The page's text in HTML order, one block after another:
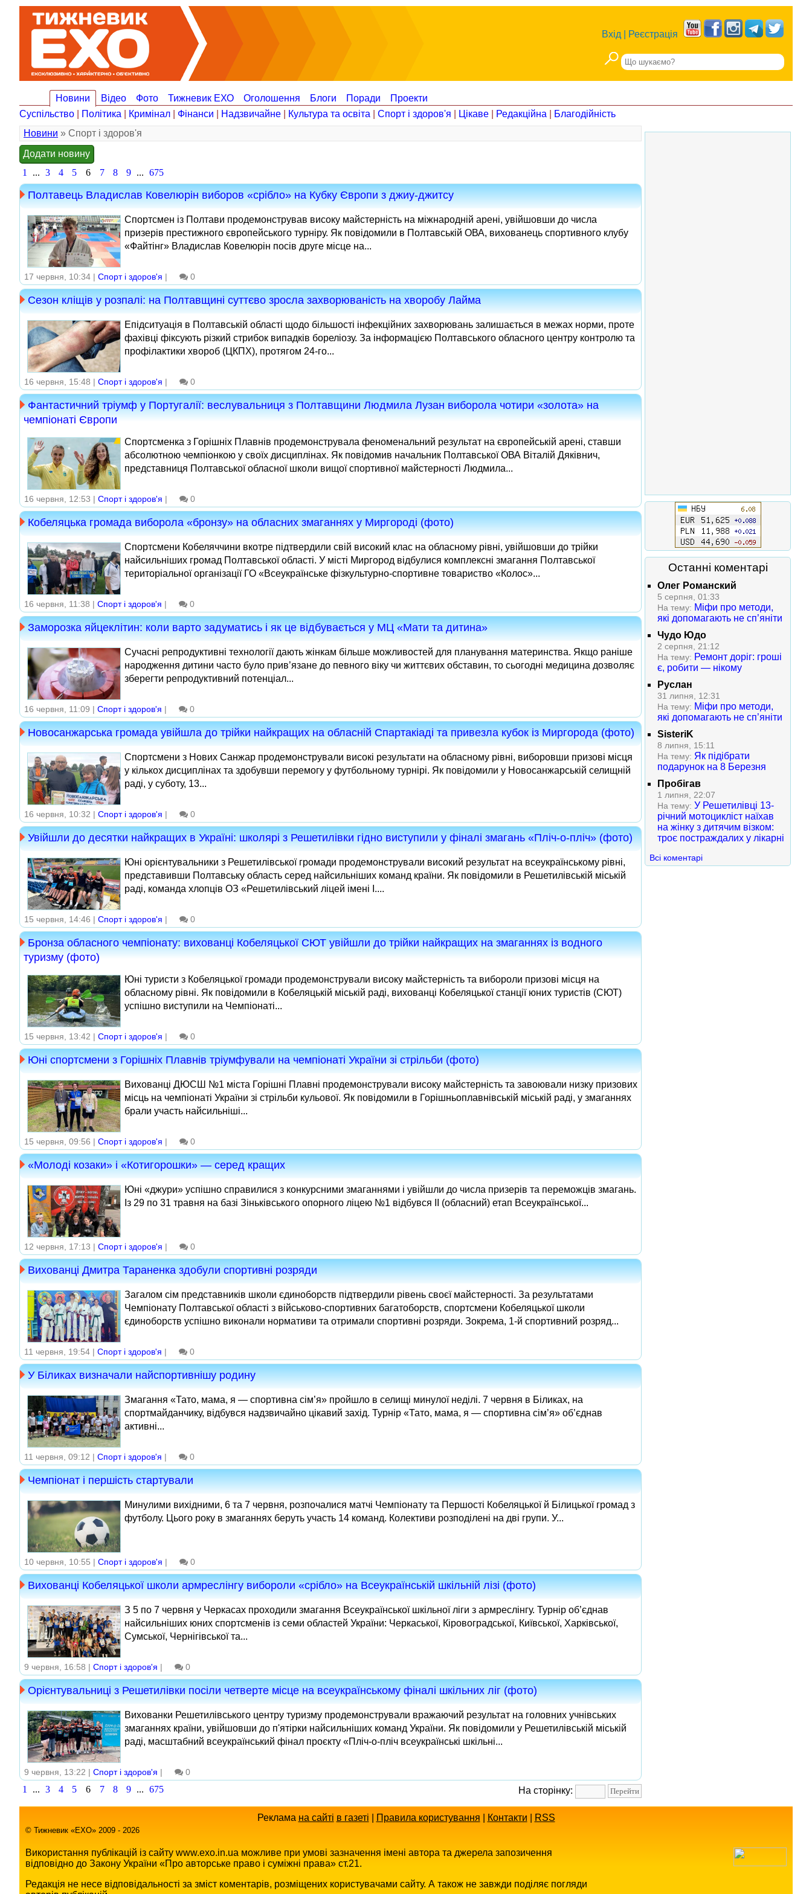
Вхід Реєстрація
Новини Відео Фото Тижневик ЕХО Оголошення Блоги Поради
Проекти
Суспільство
Політика Кримінал Фінанси Надзвичайне Культура та освіта Спорт і здоров'я Цікаве Редакційна
Благодійність
Новини » Спорт і здоров'я
Додати новину
1
... 3 4 5 6 7 8 9 ... 675
Полтавець Владислав Ковелюрін виборов «срібло» на Кубку Європи з джиу-джитсу
Спортсмен із Полтави продемонстрував високу майстерність на міжнародній арені, увійшовши до числа
призерів престижного європейського турніру. Як повідомили в Полтавській ОВА, вихованець спортивного клубу
«Файтінг» Владислав Ковелюрін посів друге місце на...
17 червня, 10:34 | Спорт і здоров'я | 0
Сезон кліщів у розпалі: на Полтавщині суттєво зросла захворюваність на хворобу Лайма
Епідситуація в Полтавській області щодо більшості інфекційних захворювань залишається в межах норми, проте
фахівці фіксують різкий стрибок випадків бореліозу. За інформацією Полтавського обласного центру контролю та
профілактики хвороб (ЦКПХ), протягом 24-го...
16 червня, 15:48 | Спорт і здоров'я | 0
Фантастичний тріумф у Португалії: веслувальниця з Полтавщини Людмила Лузан виборола чотири «золота» на
чемпіонаті Європи
Спортсменка з Горішніх Плавнів продемонструвала феноменальний результат на європейській арені, ставши
абсолютною чемпіонкою у своїх дисциплінах. Як повідомив начальник Полтавської ОВА Віталій Дяківнич,
представниця Полтавської обласної школи вищої спортивної майстерності Людмила...
16 червня, 12:53 | Спорт і здоров'я | 0
Кобеляцька громада виборола «бронзу» на обласних змаганнях у Миргороді (фото)
Спортсмени Кобеляччини вкотре підтвердили свій високий клас на обласному рівні, увійшовши до трійки
найсильніших громад Полтавської області. У місті Миргород відбулися комплексні змагання Полтавської
територіальної організації ГО «Всеукраїнське фізкультурно-спортивне товариство «Колос»...
16 червня, 11:38 | Спорт і здоров'я | 0
Заморозка яйцеклітин: коли варто задуматись і як це відбувається у МЦ «Мати та дитина»
Сучасні репродуктивні технології дають жінкам більше можливостей для планування материнства. Якщо раніше
народження дитини часто було прив’язане до певного віку чи життєвих обставин, то сьогодні медицина дозволяє
зберегти репродуктивний потенціал...
16 червня, 11:09 | Спорт і здоров'я | 0
Новосанжарська громада увійшла до трійки найкращих на обласній Спартакіаді та привезла кубок із Миргорода (фото)
Спортсмени з Нових Санжар продемонстрували високі результати на обласному рівні, виборовши призові місця
у кількох дисциплінах та здобувши перемогу у футбольному турнірі. Як повідомили у Новосанжарській селищній
раді, у суботу, 13...
16 червня, 10:32 | Спорт і здоров'я | 0
Увійшли до десятки найкращих в Україні: школярі з Решетилівки гідно виступили у фіналі змагань «Пліч-о-пліч» (фото)
Юні орієнтувальники з Решетилівської громади продемонстрували високий результат на всеукраїнському рівні,
представивши Полтавську область серед найсильніших команд країни. Як повідомили в Решетилівській міській
раді, команда хлопців ОЗ «Решетилівський ліцей імені І....
15 червня, 14:46 | Спорт і здоров'я | 0
Бронза обласного чемпіонату: вихованці Кобеляцької СЮТ увійшли до трійки найкращих на змаганнях із водного
туризму (фото)
Юні туристи з Кобеляцької громади продемонстрували високу майстерність та вибороли призові місця на
обласному рівні. Як повідомили в Кобеляцькій міській раді, вихованці Кобеляцької станції юних туристів (СЮТ)
успішно виступили на Чемпіонаті...
15 червня, 13:42 | Спорт і здоров'я | 0
Юні спортсмени з Горішніх Плавнів тріумфували на чемпіонаті України зі стрільби (фото)
Вихованці ДЮСШ №1 міста Горішні Плавні продемонстрували високу майстерність та завоювали низку призових
місць на чемпіонаті України зі стрільби кульової. Як повідомили в Горішньоплавнівській міській раді, у змаганнях
брали участь найсильніші...
15 червня, 09:56 | Спорт і здоров'я | 0
«Молоді козаки» і «Котигорошки» — серед кращих
Юні «джури» успішно справилися з конкурсними змаганнями і увійшли до числа призерів та переможців змагань.
Із 29 по 31 травня на базі Зіньківського опорного ліцею №1 відбувся ІІ (обласний) етап Всеукраїнської...
12 червня, 17:13 | Спорт і здоров'я | 0
Вихованці Дмитра Тараненка здобули спортивні розряди
Загалом сім представників школи єдиноборств підтвердили рівень своєї майстерності. За результатами
Чемпіонату Полтавської області з військово‑спортивних багатоборств, спортсмени Кобеляцької школи
єдиноборств успішно виконали нормативи та отримали спортивні розряди. Зокрема, 1‑й спортивний розряд...
11 червня, 19:54 | Спорт і здоров'я | 0
У Біликах визначали найспортивнішу родину
Змагання «Тато, мама, я — спортивна сім’я» пройшло в селищі минулої неділі. 7 червня в Біликах, на
спортмайданчику, відбувся надзвичайно цікавий захід. Турнір «Тато, мама, я — спортивна сім’я» об’єднав
активні...
11 червня, 09:12 | Спорт і здоров'я | 0
Чемпіонат і першість стартували
Минулими вихідними, 6 та 7 червня, розпочалися матчі Чемпіонату та Першості Кобеляцької й Білицької громад з
футболу. Цього року в змаганнях беруть участь 14 команд. Колективи розподілені на дві групи. У...
10 червня, 10:55 | Спорт і здоров'я | 0
Вихованці Кобеляцької школи армреслінгу вибороли «срібло» на Всеукраїнській шкільній лізі (фото)
З 5 по 7 червня у Черкасах проходили змагання Всеукраїнської шкільної ліги з армреслінгу. Турнір об’єднав
найсильніших юних спортсменів із семи областей України: Черкаської, Кіровоградської, Київської, Харківської,
Сумської, Чернігівської та...
9 червня, 16:58 | Спорт і здоров'я | 0
Орієнтувальниці з Решетилівки посіли четверте місце на всеукраїнському фіналі шкільних ліг (фото)
Вихованки Решетилівського центру туризму продемонстрували вражаючий результат на головних учнівських
змаганнях країни, увійшовши до п'ятірки найсильніших команд України. Як повідомили у Решетилівській міській
раді, масштабний всеукраїнський фінал проєкту «Пліч-о-пліч всеукраїнські шкільні...
9 червня, 13:22 | Спорт і здоров'я | 0
На сторінку:
1 ... 3 4 5 6 7 8 9 ... 675
Останні коментарі
Олег Романский
5 серпня, 01:33
На тему: Міфи про методи,
які допомагають не сп’яніти
Чудо Юдо
2 серпня, 21:12
На тему: Ремонт доріг: гроші
є, робити — нікому
Руслан
31 липня, 12:31
На тему: Міфи про методи,
які допомагають не сп’яніти
SisteriK
8 липня, 15:11
На тему: Як підібрати
подарунок на 8 Березня
Пробігав
1 липня, 22:07
На тему: У Решетилівці 13-
річний мотоцикліст наїхав
на жінку з дитячим візком:
троє постраждалих у лікарні
Всі коментарі
Реклама на сайті в газеті Правила користування Контакти RSS
© Тижневик «EХO» 2009 - 2026
Використання публікацій із сайту www.exo.in.ua можливе при умові зазначення імені автора та джерела запозичення
відповідно до Закону України «Про авторське право і суміжні права» ст.21.
Редакція не несе відповідальності за зміст коментарів, розміщених користувачами сайту. А також не завжди поділяє погляди